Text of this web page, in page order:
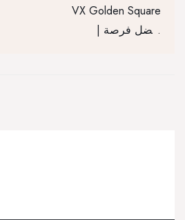
VX Golden Square
| أفضل فرصة